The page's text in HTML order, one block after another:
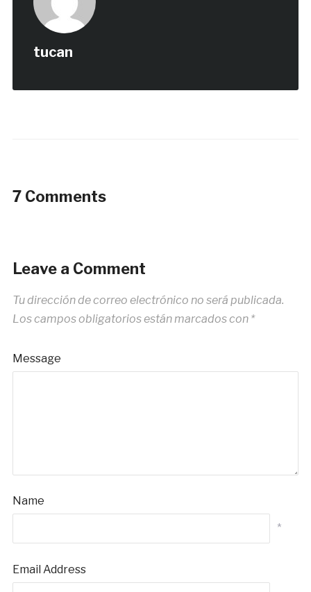
tucan
7 Comments
Leave a Comment
Tu dirección de correo electrónico no será publicada.
Los campos obligatorios están marcados con *
Message
Name
*
Email Address